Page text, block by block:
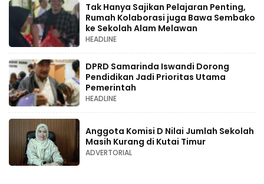
Tak Hanya Sajikan Pelajaran Penting,
Rumah Kolaborasi juga Bawa Sembako
ke Sekolah Alam Melawan
HEADLINE
DPRD Samarinda Iswandi Dorong
Pendidikan Jadi Prioritas Utama
Pemerintah
HEADLINE
Anggota Komisi D Nilai Jumlah Sekolah
Masih Kurang di Kutai Timur
ADVERTORIAL